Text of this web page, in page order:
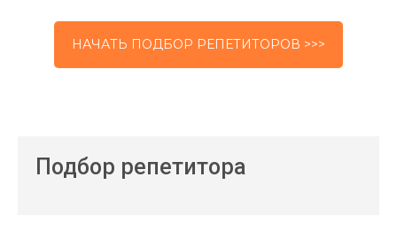
НАЧАТЬ ПОДБОР РЕПЕТИТОРОВ >>>
Подбор репетитора